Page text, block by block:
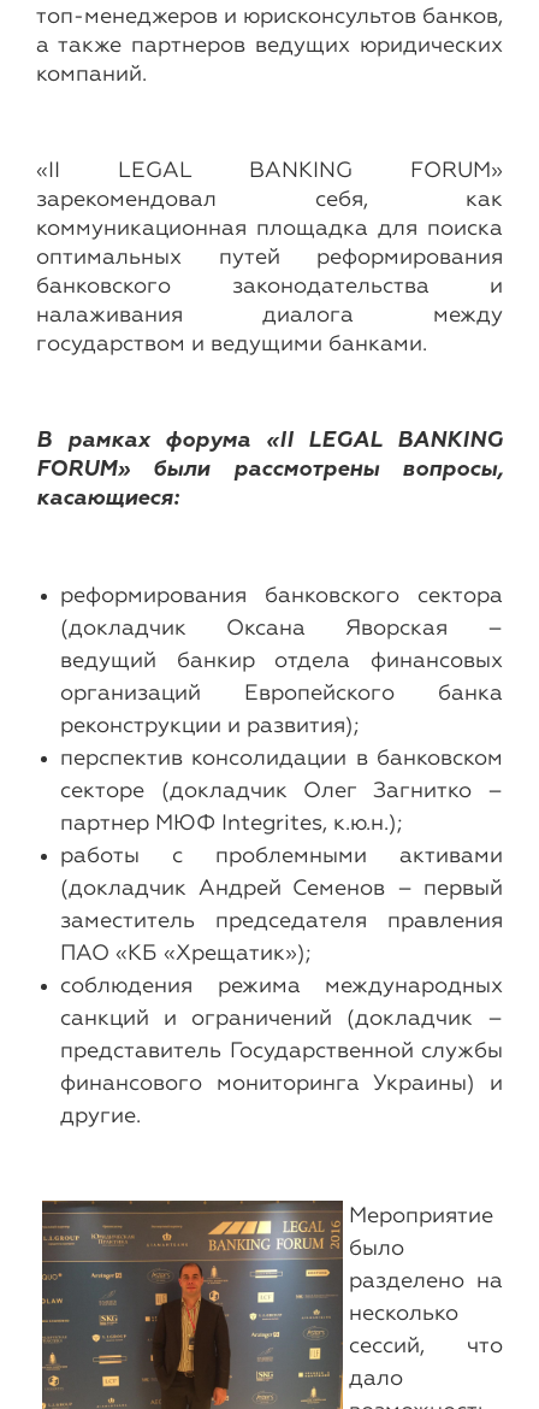
топ-менеджеров и юрисконсультов банков,
а также партнеров ведущих юридических
компаний.
«II LEGAL BANKING FORUM»
зарекомендовал себя, как
коммуникационная площадка для поиска
оптимальных путей реформирования
банковского законодательства и
налаживания диалога между
государством и ведущими банками.
В рамках форума «II LEGAL BANKING
FORUM» были рассмотрены вопросы,
касающиеся:
реформирования банковского сектора
(докладчик Оксана Яворская –
ведущий банкир отдела финансовых
организаций Европейского банка
реконструкции и развития);
перспектив консолидации в банковском
секторе (докладчик Олег Загнитко –
партнер МЮФ Integrites, к.ю.н.);
работы с проблемными активами
(докладчик Андрей Семенов – первый
заместитель председателя правления
ПАО «КБ «Хрещатик»);
соблюдения режима международных
санкций и ограничений (докладчик –
представитель Государственной службы
финансового мониторинга Украины) и
другие.
Мероприятие
было
разделено на
несколько
сессий, что
дало